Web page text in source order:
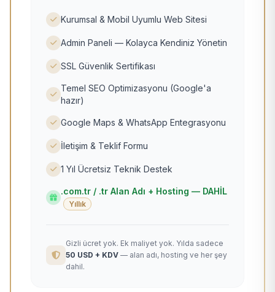
Kurumsal & Mobil Uyumlu Web Sitesi
Admin Paneli — Kolayca Kendiniz Yönetin
SSL Güvenlik Sertifikası
Temel SEO Optimizasyonu (Google'a
hazır)
Google Maps & WhatsApp Entegrasyonu
İletişim & Teklif Formu
1 Yıl Ücretsiz Teknik Destek
.com.tr / .tr Alan Adı + Hosting — DAHİL
Yıllık
Gizli ücret yok. Ek maliyet yok. Yılda sadece
50 USD + KDV — alan adı, hosting ve her şey
dahil.